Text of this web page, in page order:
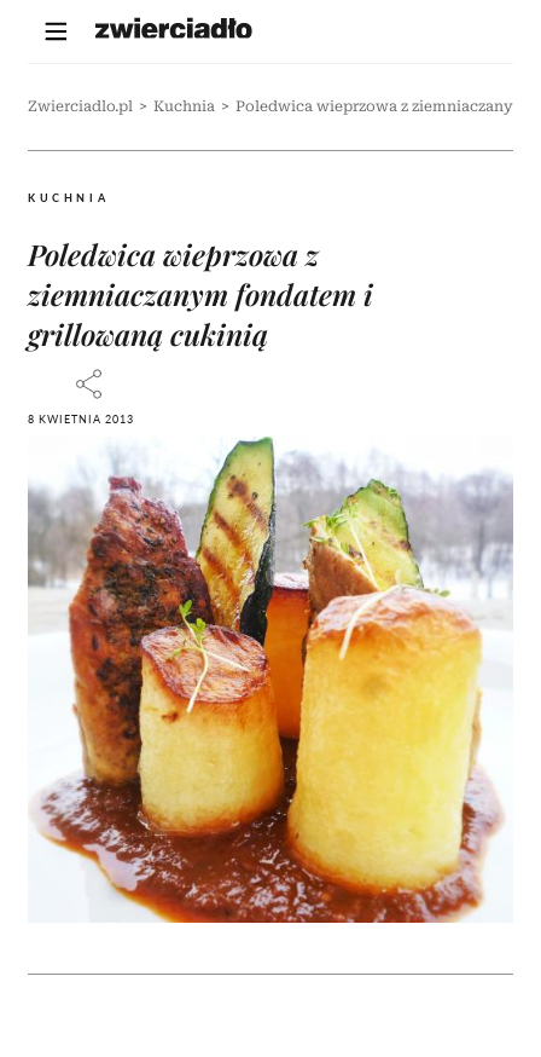
Zwierciadlo.pl > Kuchnia > Poledwica wieprzowa z ziemniaczanym
KUCHNIA
Poledwica wieprzowa z
ziemniaczanym fondatem i
grillowaną cukinią
8 KWIETNIA 2013